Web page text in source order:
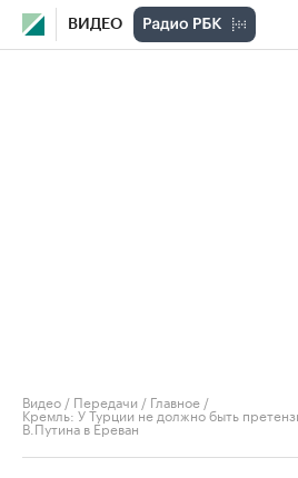
ВИДЕО
Видео / Передачи / Главное /
Кремль: У Турции не должно быть
В.Путина в Ереван